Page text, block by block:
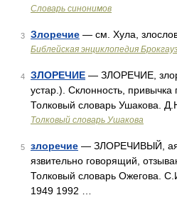
Словарь синонимов
3 Злоречие — см. Хула,
Библейская энциклопедия
4 ЗЛОРЕЧИЕ — ЗЛОРЕЧИЕ,
устар.). Склонность, привычка
Толковый словарь Ушакова.
Толковый словарь Ушакова
5 злоречие — ЗЛОРЕЧИВЫЙ, ая,
язвительно говорящий,
Толковый словарь Ожегова.
1949 1992 …